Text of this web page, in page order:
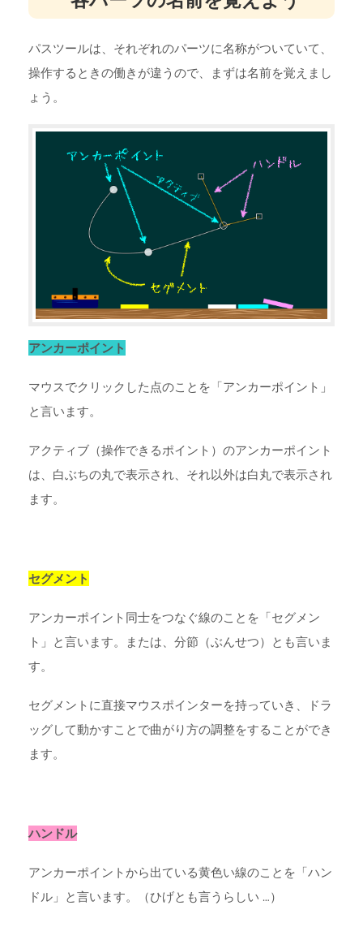
パスツールは、それぞれのパーツに名称がついていて、
操作するときの働きが違うので、まずは名前を覚えまし
ょう。
アンカーポイント
マウスでクリックした点のことを「アンカーポイント」
と言います。
アクティブ（操作できるポイント）のアンカーポイント
は、白ぶちの丸で表示され、それ以外は白丸で表示され
ます。
セグメント
アンカーポイント同士をつなぐ線のことを「セグメン
ト」と言います。または、分節（ぶんせつ）とも言いま
す。
セグメントに直接マウスポインターを持っていき、ドラ
ッグして動かすことで曲がり方の調整をすることができ
ます。
ハンドル
アンカーポイントから出ている黄色い線のことを「ハン
ドル」と言います。（ひげとも言うらしい …）